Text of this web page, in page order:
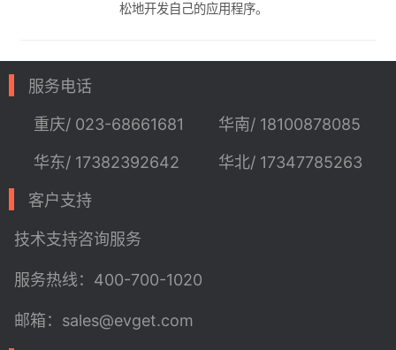
松地开发自己的应用程序。
服务电话
重庆/ 023-68661681
华东/ 17382392642
华南/ 18100878085
华北/ 17347785263
客户支持
技术支持咨询服务
服务热线：400-700-1020
邮箱：sales@evget.com